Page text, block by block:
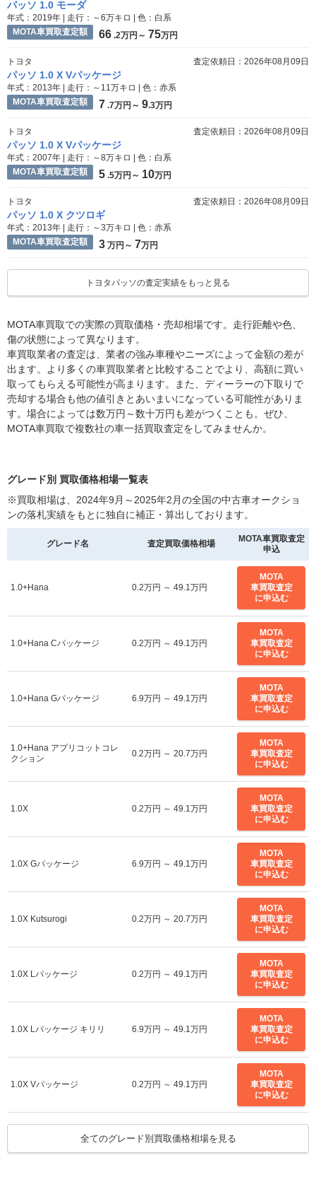
パッソ 1.0 モーダ
年式：2019年 | 走行：～6万キロ | 色：白系
MOTA車買取査定額
66 .2万円～ 75万円
トヨタ 査定依頼日：2026年08月09日
パッソ 1.0 X Vパッケージ
年式：2013年 | 走行：～11万キロ | 色：赤系
MOTA車買取査定額
7 .7万円～ 9.3万円
トヨタ 査定依頼日：2026年08月09日
パッソ 1.0 X Vパッケージ
年式：2007年 | 走行：～8万キロ | 色：白系
MOTA車買取査定額
5 .5万円～ 10万円
トヨタ 査定依頼日：2026年08月09日
パッソ 1.0 X クツロギ
年式：2013年 | 走行：～3万キロ | 色：赤系
MOTA車買取査定額
3 万円～ 7万円
トヨタパッソの査定実績をもっと見る
MOTA車買取での実際の買取価格・売却相場です。走行距離や色、
傷の状態によって異なります。
車買取業者の査定は、業者の強み車種やニーズによって金額の差が
出ます。より多くの車買取業者と比較することでより、高額に買い
取ってもらえる可能性が高まります。また、ディーラーの下取りで
売却する場合も他の値引きとあいまいになっている可能性がありま
す。場合によっては数万円～数十万円も差がつくことも。ぜひ、
MOTA車買取で複数社の車一括買取査定をしてみませんか。
グレード別 買取価格相場一覧表
※買取相場は、2024年9月～2025年2月の全国の中古車オークショ
ンの落札実績をもとに独自に補正・算出しております。
グレード名 査定買取価格相場
MOTA車買取査定
申込
1.0+Hana 0.2万円 ～ 49.1万円
MOTA
車買取査定
に申込む
1.0+Hana Cパッケージ 0.2万円 ～ 49.1万円
MOTA
車買取査定
に申込む
1.0+Hana Gパッケージ 6.9万円 ～ 49.1万円
MOTA
車買取査定
に申込む
1.0+Hana アプリコットコレ
クション
0.2万円 ～ 20.7万円
MOTA
車買取査定
に申込む
1.0X 0.2万円 ～ 49.1万円
MOTA
車買取査定
に申込む
1.0X Gパッケージ 6.9万円 ～ 49.1万円
MOTA
車買取査定
に申込む
1.0X Kutsurogi 0.2万円 ～ 20.7万円
MOTA
車買取査定
に申込む
1.0X Lパッケージ 0.2万円 ～ 49.1万円
MOTA
車買取査定
に申込む
1.0X Lパッケージ キリリ 6.9万円 ～ 49.1万円
MOTA
車買取査定
に申込む
1.0X Vパッケージ 0.2万円 ～ 49.1万円
MOTA
車買取査定
に申込む
0.2万円 ～ 20.7万円
に申込む
全てのグレード別買取価格相場を見る